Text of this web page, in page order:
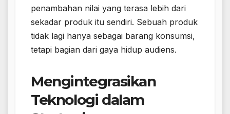
penambahan nilai yang terasa lebih dari
sekadar produk itu sendiri. Sebuah produk
tidak lagi hanya sebagai barang konsumsi,
tetapi bagian dari gaya hidup audiens.
Mengintegrasikan
Teknologi dalam